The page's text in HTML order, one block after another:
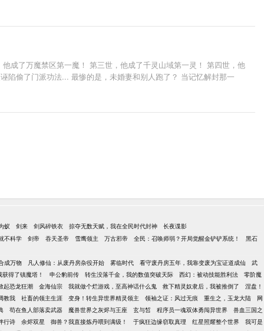
成了万魔禁区第一魔！ 第三世，他成了千灵山域第一灵！ 第四世，他
陷偷了门派功法... 最惨的是，未婚妻和别人跑了？ 当记忆解封那一
蚁 剑来 剑风碎铁衣 掠夺无数天赋，我在全民时代封神
长夜谍影
不科学
剑帝 吞天圣帝 雪鹰领主 万古邪帝 全民：召唤师弱？开局觉醒金铲铲系统！ 黑石
成万物 凡人修仙：从废丹房杂役开始 雾临时代 看守废丹房五年，我靠变废为宝证道成仙
武
得了镇魔塔！
申公豹前传 转生没落千金，我的数值突破天际 西幻：被动技能胜利法
零阶魔
起恐龙狂潮
金海仙宗 我就做个烂游戏，至高神话什么鬼 救下精灵奴隶后，我被推倒了
涅盘！
教我
社畜的领主生涯 变身！转生异世界精灵领主 领袖之证：风过无痕 重生之，玉龙大陆
网
苟在鱼人部落卖武器 魔兽世界之灰烬与王座 玄与皙 程序员一魂双体勇闯异世界
兽血三国之
行诗
余烬双星 御兽？我直接炼丹喂到满级！ 于疯狂边缘窃取真理 红星照耀整个世界
我可是